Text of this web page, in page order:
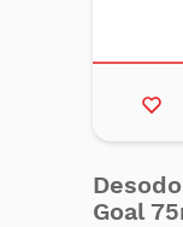
Goal